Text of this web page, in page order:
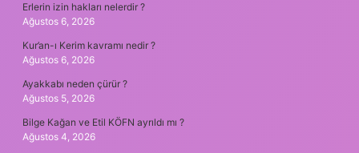
Erlerin izin hakları nelerdir ?
Ağustos 6, 2026
Kur’an-ı Kerim kavramı nedir ?
Ağustos 6, 2026
Ayakkabı neden çürür ?
Ağustos 5, 2026
Bilge Kağan ve Etil KÖFN ayrıldı mı ?
Ağustos 4, 2026